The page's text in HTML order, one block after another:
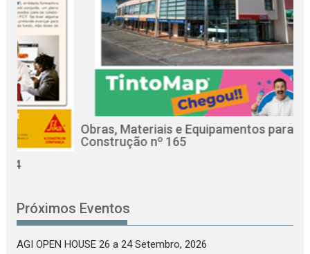
Obras, Materiais e Equipamentos para a
Construção nº 165
Próximos Eventos
AGI OPEN HOUSE 26 a 24 Setembro, 2026